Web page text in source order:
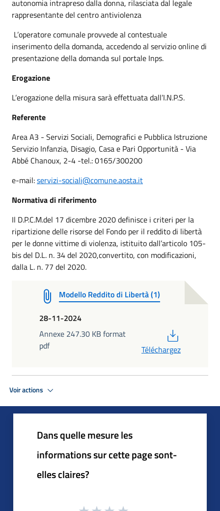
autonomia intrapreso dalla donna, rilasciata dal legale
rappresentante del centro antiviolenza
L’operatore comunale provvede al contestuale
inserimento della domanda, accedendo al servizio online di
presentazione della domanda sul portale Inps.
Erogazione
L’erogazione della misura sarà effettuata dall’I.N.P.S.
Referente
Area A3 - Servizi Sociali, Demografici e Pubblica Istruzione
Servizio Infanzia, Disagio, Casa e Pari Opportunità - Via
Abbé Chanoux, 2-4 -tel.: 0165/300200
e-mail:servizi-sociali@comune.aosta.it
Normativa di riferimento
Il D.P.C.M.del 17 dicembre 2020 definisce i criteri per la
ripartizione delle risorse del Fondo per il reddito di libertà
per le donne vittime di violenza, istituito dall’articolo 105-
bis del D.L. n. 34 del 2020,convertito, con modificazioni,
dalla L. n. 77 del 2020.
Modello Reddito di Libertà (1)
28-11-2024
Annexe 247.30 KB format
pdf
Téléchargez
Voir actions
Dans quelle mesure les
informations sur cette page sont-
elles claires?